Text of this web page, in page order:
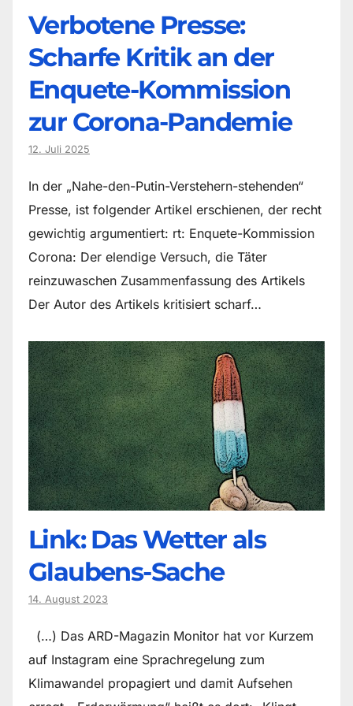
Verbotene Presse:
Scharfe Kritik an der
Enquete-Kommission
zur Corona-Pandemie
12. Juli 2025
In der „Nahe-den-Putin-Verstehern-stehenden“
Presse, ist folgender Artikel erschienen, der recht
gewichtig argumentiert: rt: Enquete-Kommission
Corona: Der elendige Versuch, die Täter
reinzuwaschen Zusammenfassung des Artikels
Der Autor des Artikels kritisiert scharf…
Link: Das Wetter als
Glaubens-Sache
14. August 2023
(…) Das ARD-Magazin Monitor hat vor Kurzem
auf Instagram eine Sprachregelung zum
Klimawandel propagiert und damit Aufsehen